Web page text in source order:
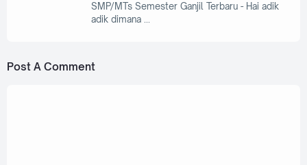
SMP/MTs Semester Ganjil Terbaru - Hai adik
adik dimana
Post A Comment